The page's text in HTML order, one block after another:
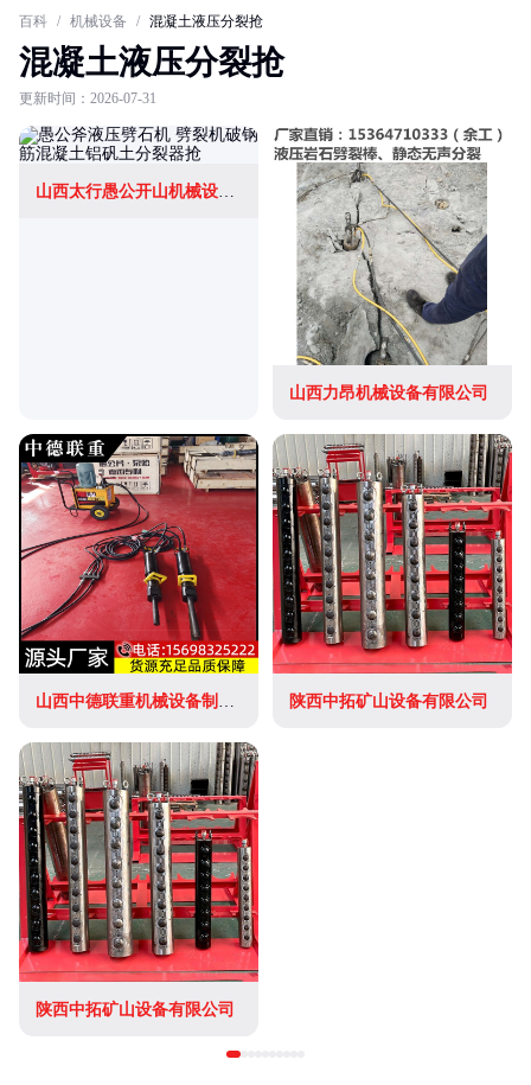
百科 / 机械设备 / 混凝土液压分裂抢
混凝土液压分裂抢
更新时间：2026-07-31
山西太行愚公开山机械设备有限公司
山西力昂机械设备有限公司
山西中德联重机械设备制造有限公司 陕西中拓矿山设备有限公司
陕西中拓矿山设备有限公司